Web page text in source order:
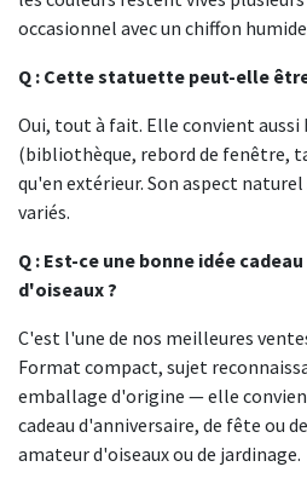
occasionnel avec un chiffon
Q : Cette statuette peut-elle
Oui, tout à fait. Elle convient
(bibliothèque, rebord de fenêtre,
qu'en extérieur. Son aspect
variés.
Q : Est-ce une bonne idée
d'oiseaux ?
C'est l'une de nos meilleures
Format compact, sujet
emballage d'origine — elle
cadeau d'anniversaire, de fête ou
amateur d'oiseaux ou de jardinage.